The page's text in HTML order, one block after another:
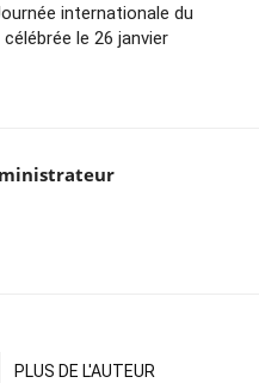
internationale du
le 26 janvier
PLUS DE L'AUTEUR